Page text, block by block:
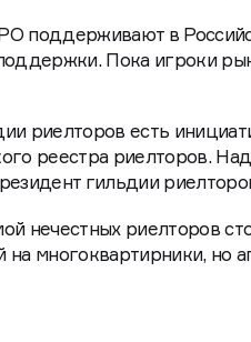
поддерживают в
Пока игроки
риелторов есть
реестра риелторов.
гильдии
нечестных риелторов
на многоквартирники, но